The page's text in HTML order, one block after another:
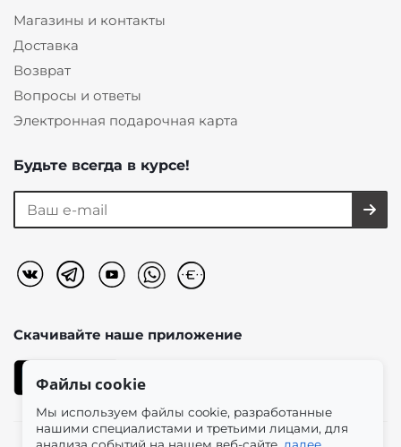
Магазины и контакты
Доставка
Возврат
Вопросы и ответы
Электронная подарочная карта
Будьте всегда в курсе!
Скачивайте наше приложение
Файлы cookie
Мы используем файлы cookie, разработанные
нашими специалистами и третьими лицами, для